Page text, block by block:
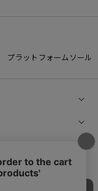
プラットフォームソール